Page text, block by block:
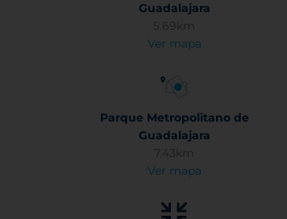
Guadalajara
5.69km
Ver mapa
Parque Metropolitano de
Guadalajara
7.43km
Ver mapa